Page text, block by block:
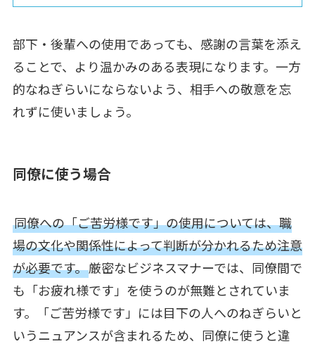
部下・後輩への使用であっても、感謝の言葉を添え
ることで、より温かみのある表現になります。一方
的なねぎらいにならないよう、相手への敬意を忘
れずに使いましょう。
同僚に使う場合
同僚への「ご苦労様です」の使用については、職
場の文化や関係性によって判断が分かれるため注意
が必要です。厳密なビジネスマナーでは、同僚間で
も「お疲れ様です」を使うのが無難とされていま
す。「ご苦労様です」には目下の人へのねぎらいと
いうニュアンスが含まれるため、同僚に使うと違